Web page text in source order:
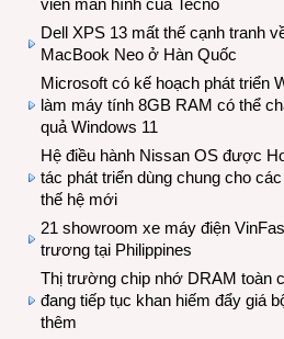
viền màn hình của Tecno
Dell XPS 13 mất thế cạnh tranh
MacBook Neo ở Hàn Quốc
Microsoft có kế hoạch phát triển
làm máy tính 8GB RAM có thể
quả Windows 11
Hệ điều hành Nissan OS được
tác phát triển dùng chung cho
thế hệ mới
21 showroom xe máy điện
trương tại Philippines
Thị trường chip nhớ DRAM toàn
đang tiếp tục khan hiếm đẩy giá
thêm